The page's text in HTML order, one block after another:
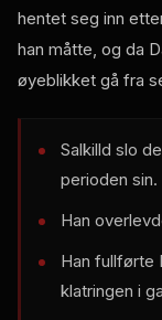
hentet seg inn
han måtte, og da
øyeblikket gå fra
Salkilld slo
perioden sin.
Han
Han fullførte
klatringen i